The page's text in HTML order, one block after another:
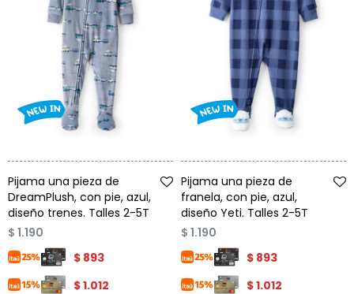
Pijama una pieza de
DreamPlush, con pie, azul,
diseño trenes. Talles 2-5T
$ 1.190
$ 893
$1.012
Pijama una pieza de
franela, con pie, azul,
diseño Yeti. Talles 2-5T
$ 1.190
$ 893
$1.012